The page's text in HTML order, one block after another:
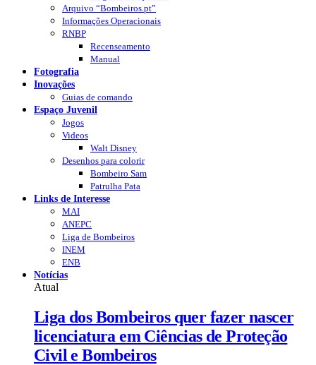
Arquivo “Bombeiros.pt”
Informações Operacionais
RNBP
Recenseamento
Manual
Fotografia
Inovações
Guias de comando
Espaço Juvenil
Jogos
Videos
Walt Disney
Desenhos para colorir
Bombeiro Sam
Patrulha Pata
Links de Interesse
MAI
ANEPC
Liga de Bombeiros
INEM
ENB
Notícias
Atual
Liga dos Bombeiros quer fazer nascer
licenciatura em Ciências de Proteção
Civil e Bombeiros